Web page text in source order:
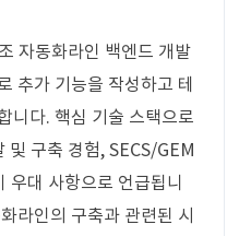
자동화라인 백엔드 개발
추가 기능을 작성하고 테
니다. 핵심 기술 스택으로
및 구축 경험, SECS/GEM
우대 사항으로 언급됩니
라인의 구축과 관련된 시